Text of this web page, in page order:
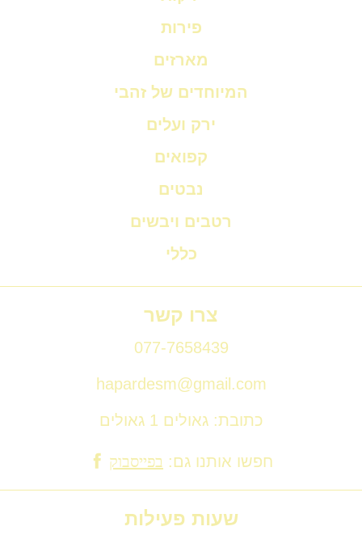
פירות
מארזים
המיוחדים של זהבי
ירק ועלים
קפואים
נבטים
רטבים ויבשים
כללי
צרו קשר
077-7658439
hapardesm@gmail.com
כתובת: גאולים 1 גאולים
חפשו אותנו גם: בפייסבוק
שעות פעילות